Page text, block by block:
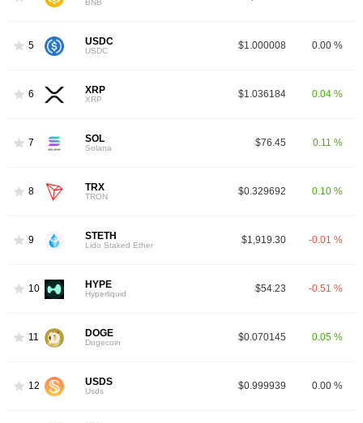
BNB
5 USDC
USDC $1.000008 0.00 %
6 XRP
XRP $1.036184 0.04 %
7 SOL
Solana $76.45 0.11 %
8 TRX
TRON $0.329692 0.10 %
9 STETH
Lido Staked Ether $1,919.30 -0.01 %
10 HYPE
Hyperliquid $54.23 -0.51 %
11 DOGE
Dogecoin $0.070145 0.05 %
12 USDS
Usds $0.999939 0.00 %